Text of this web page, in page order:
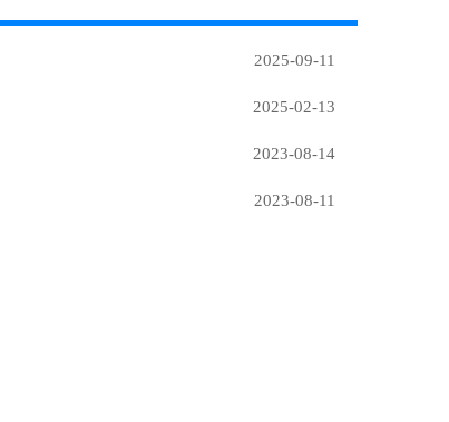
2025-09-11
2025-02-13
2023-08-14
2023-08-11